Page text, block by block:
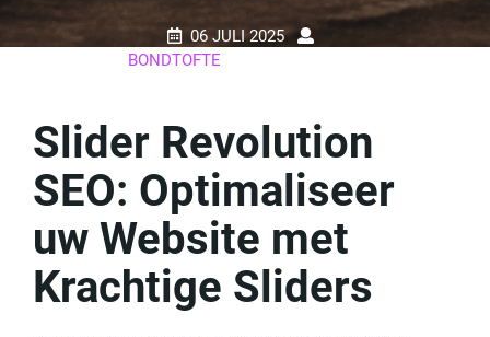
06 JULI 2025
BONDTOFTE
Slider Revolution
SEO: Optimaliseer
uw Website met
Krachtige Sliders